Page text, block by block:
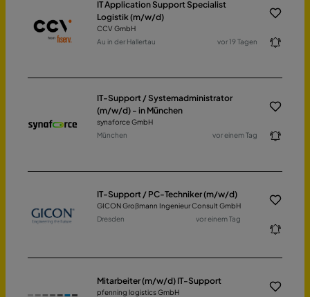
IT Application Support Specialist
Logistik (m/w/d)
CCV GmbH
Au in der Hallertau
vor 19 Tagen
IT-Support / Systemadministrator
(m/w/d) - in München
synaforce GmbH
München
vor einem Tag
IT-Support / PC-Techniker (m/w/d)
GICON Großmann Ingenieur Consult GmbH
Dresden
vor einem Tag
Mitarbeiter (m/w/d) IT-Support
pfenning logistics GmbH